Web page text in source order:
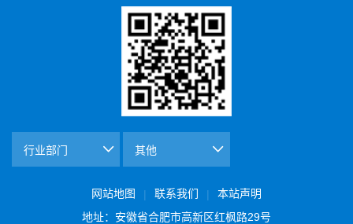
网站地图 | 联系我们 |
本站声明
地址：安徽省合肥市高新区红枫路29号